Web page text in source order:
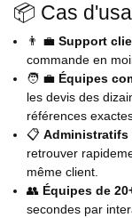
📦 Cas
👨 💼 Support
commande en
🧑 💼 Équipes
les devis des
références
📋 Administratifs
retrouver
même client.
👥 Équipes de
secondes par